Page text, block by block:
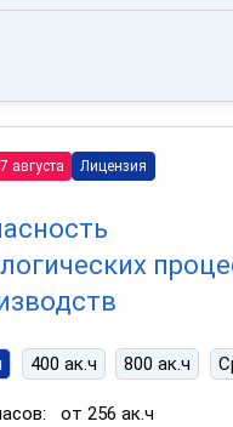
августа Лицензия
400 ак.ч 800 ак.ч
от 256 ак.ч